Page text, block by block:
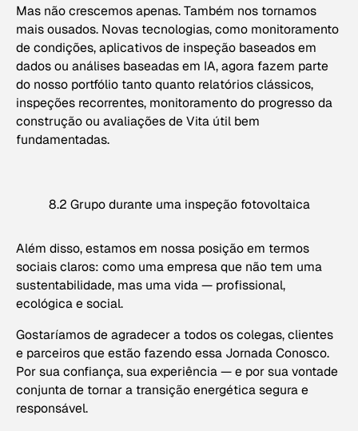
Mas não crescemos apenas. Também nos tornamos
mais ousados. Novas tecnologias, como monitoramento
de condições, aplicativos de inspeção baseados em
dados ou análises baseadas em IA, agora fazem parte
do nosso portfólio tanto quanto relatórios clássicos,
inspeções recorrentes, monitoramento do progresso da
construção ou avaliações de Vita útil bem
fundamentadas.
8.2 Grupo durante uma inspeção fotovoltaica
Além disso, estamos em nossa posição em termos
sociais claros: como uma empresa que não tem uma
sustentabilidade, mas uma vida — profissional,
ecológica e social.
Gostaríamos de agradecer a todos os colegas, clientes
e parceiros que estão fazendo essa Jornada Conosco.
Por sua confiança, sua experiência — e por sua vontade
conjunta de tornar a transição energética segura e
responsável.